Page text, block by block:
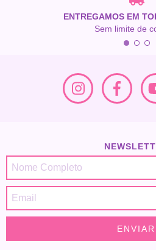
ENTREGAMOS EM
Sem limite de